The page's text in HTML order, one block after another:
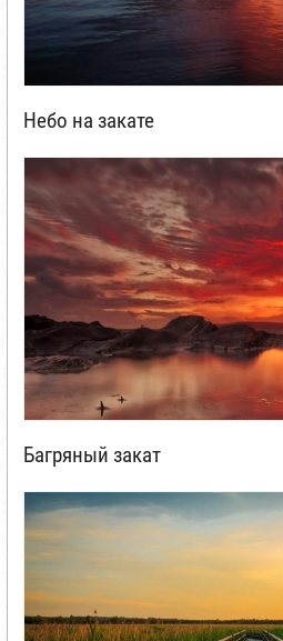
Небо на закате
Багряный закат